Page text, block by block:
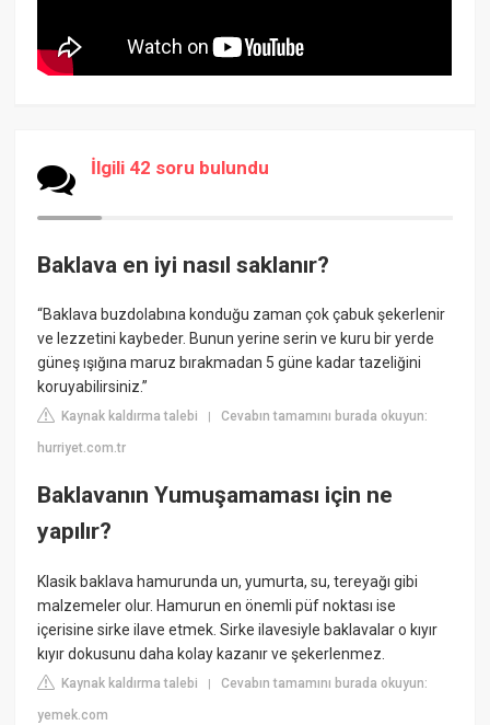
İlgili 42 soru bulundu
Baklava en iyi nasıl saklanır?
“Baklava buzdolabına konduğu zaman çok çabuk şekerlenir
ve lezzetini kaybeder. Bunun yerine serin ve kuru bir yerde
güneş ışığına maruz bırakmadan 5 güne kadar tazeliğini
koruyabilirsiniz.”
Kaynak kaldırma talebi |Cevabın tamamını burada okuyun:
hurriyet.com.tr
Baklavanın Yumuşamaması için ne
yapılır?
Klasik baklava hamurunda un, yumurta, su, tereyağı gibi
malzemeler olur. Hamurun en önemli püf noktası ise
içerisine sirke ilave etmek. Sirke ilavesiyle baklavalar o kıyır
kıyır dokusunu daha kolay kazanır ve şekerlenmez.
Kaynak kaldırma talebi |Cevabın tamamını burada okuyun:
yemek.com